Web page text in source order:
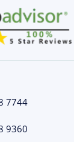
7744
9360